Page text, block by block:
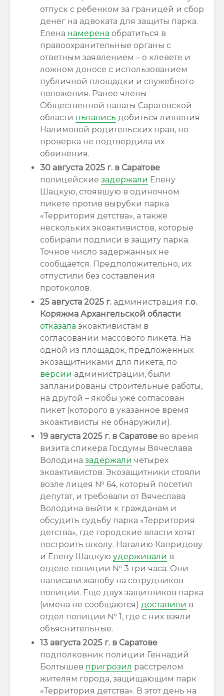
отпуск с ребенком за границей и сбор
денег на адвоката для защиты парка.
Елена намерена обратиться в
правоохранительные органы с
ответным заявлением – о клевете и
ложном доносе с использованием
публичной площадки и служебного
положения. Ранее члены
Общественной палаты Саратовской
области пытались добиться лишения
Налимовой родительских прав, но
проверка не подтвердила их
обвинения.
30 августа 2025 г. в Саратове
полицейские задержали Елену
Шацкую, стоявшую в одиночном
пикете против вырубки парка
«Территория детства», а также
нескольких экоактивистов, которые
собирали подписи в защиту парка.
Точное число задержанных не
сообщается. Предположительно, их
отпустили без составления
протоколов.
25 августа 2025 г. администрация г.о.
Коряжма Архангельской области
отказала экоактивистам в
согласовании массового пикета. На
одной из площадок, предложенных
экозащитниками для пикета, по
версии администрации, были
запланированы строительные работы,
на другой – якобы уже согласован
пикет (которого в указанное время
экоактивисты не обнаружили).
19 августа 2025 г. в Саратове во время
визита спикера Госдумы Вячеслава
Володина задержали четырех
экоактивистов. Экозащитники стояли
возле лицея № 64, который посетил
депутат, и требовали от Вячеслава
Володина выйти к гражданам и
обсудить судьбу парка «Территория
детства», где городские власти хотят
построить школу. Наталию Капридову
и Елену Шацкую удерживали в
отделе полиции № 3 три часа. Они
написали жалобу на сотрудников
полиции. Еще двух защитников парка
(имена не сообщаются) доставили в
отдел полиции № 1, где с них взяли
объяснительные.
13 августа 2025 г. в Саратове
подполковник полиции Геннадий
Болтышев пригрозил расстрелом
жителям города, защищающим парк
«Территория детства». В этот день на